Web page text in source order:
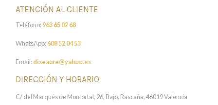
ATENCIÓN AL CLIENTE
Teléfono:963 65 02 68
WhatsApp:608 52 04 53
Email:diseaure@yahoo.es
DIRECCIÓN Y HORARIO
C/ del Marqués de Montortal, 26, Bajo, Rascaña, 46019 Valencia